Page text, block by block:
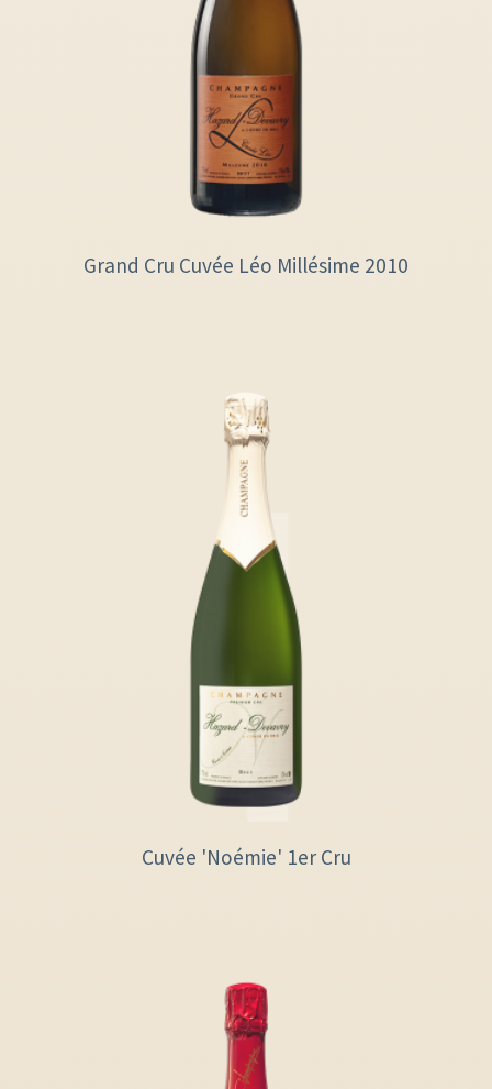
Grand Cru Cuvée Léo Millésime 2010
Cuvée 'Noémie' 1er Cru